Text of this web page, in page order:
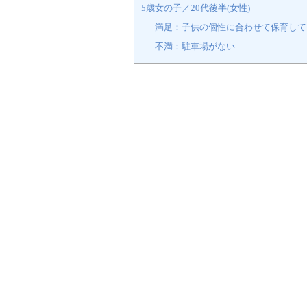
5歳女の子／20代後半(女性)
満足：子供の個性に合わせて保育し
不満：駐車場がない